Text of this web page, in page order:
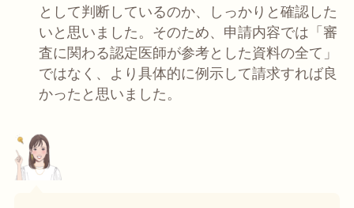
として判断しているのか、しっかりと確認した
いと思いました。そのため、申請内容では「審
査に関わる認定医師が参考とした資料の全て」
ではなく、より具体的に例示して請求すれば良
かったと思いました。